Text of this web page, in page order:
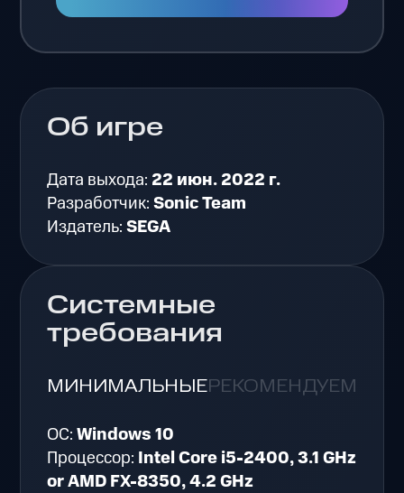
Об игре
Дата выхода: 22 июн. 2022 г.
Разработчик:Sonic Team
Издатель:SEGA
Системные
требования
МИНИМАЛЬНЫЕРЕКОМЕНДУЕМЫЕ
ОС:Windows 10
Процессор: Intel Core i5-2400, 3.1 GHz
or AMD FX-8350, 4.2 GHz